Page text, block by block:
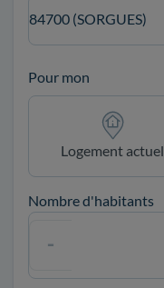
84700 (SORGUES)
Pour mon
Logement actuel
Nombre d'habitants